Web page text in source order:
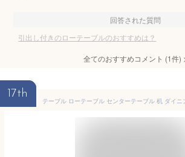
回答された質問
引出し付きのローテーブルのおすすめは？
全てのおすすめコメント (1件)
17th